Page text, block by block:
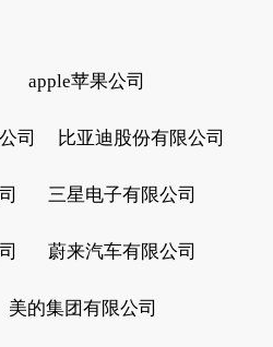
苹果公司
司 比亚迪股份有限公司
司 三星电子有限公司
司 蔚来汽车有限公司
集团有限公司